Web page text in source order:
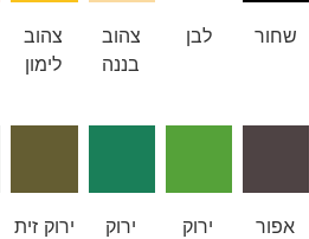
שחור לבן
צהוב
בננה
צהוב
לימון
אפור
ירוק
ירוק
ירוק זית